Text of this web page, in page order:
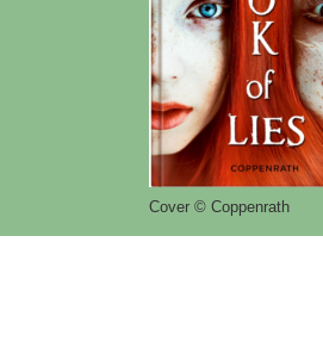
Cover © Coppenrath